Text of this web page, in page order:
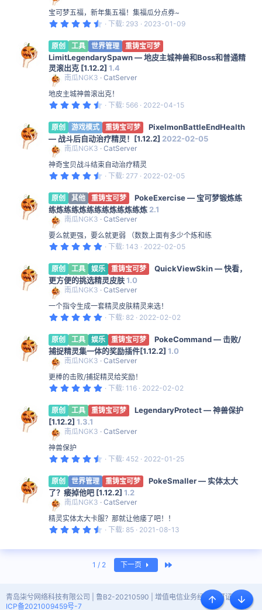
宝可梦五福，新年集五福！集福瓜分点券~
4
0
星
下载 293 2023-01-09
原创 工具 世界管理 重铸宝可梦
LimitLegendarySpawn — 地皮主城神兽和Boss和普通精
灵滚出克 [1.12.2] 1.4
南瓜NGK3
CatServer
地皮主城神兽滚出克！
4
5
星
下载 566 2022-04-15
原创 游戏模式 重铸宝可梦
PixelmonBattleEndHealth
— 战斗后自动治疗精灵！[1.12.2] 2022-02-05
南瓜NGK3
CatServer
神奇宝贝战斗结束自动治疗精灵
4
7
星
下载 277 2022-02-05
原创 其他 重铸宝可梦
PokeExercise — 宝可梦锻炼练
练炼练练炼练练练炼练炼练炼 2.1
南瓜NGK3
CatServer
要么就更强，要么就更弱 （数数上面有多少个炼和练
5
0
星
下载 143 2022-02-05
原创 工具 娱乐 重铸宝可梦
QuickViewSkin — 快看，
更方便的挑选精灵皮肤1.0
南瓜NGK3
CatServer
一个指令生成一套精灵皮肤精灵来选！
5
0
星
下载 82 2022-02-02
原创 工具 娱乐 重铸宝可梦
PokeCommand — 击败/
捕捉精灵集一体的奖励插件[1.12.2] 1.0
南瓜NGK3
CatServer
更棒的击败/捕捉精灵给奖励！
5
0
星
下载 116 2022-02-02
原创 工具 重铸宝可梦
LegendaryProtect — 神兽保护
[1.12.2] 1.3.1
南瓜NGK3
CatServer
神兽保护
4
0
星
下载 452 2022-01-25
原创 世界管理 重铸宝可梦
PokeSmaller — 实体太大
了？痿掉他吧 [1.12.2] 1.2
南瓜NGK3
CatServer
精灵实体太大卡服？那就让他痿了吧！！
4
7
下载 85 2021-08-13
1 / 2 下一页 最近
青岛柒兮网络科技有限公司 | 鲁B2-20210590 | 增值电信业务经营许可证 | 鲁
ICP备2021009459号-7
顶部 底部